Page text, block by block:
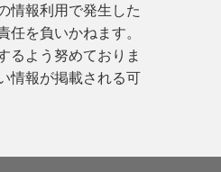
情報利用で発生した
任を負いかねます。
るよう努めておりま
情報が掲載される可